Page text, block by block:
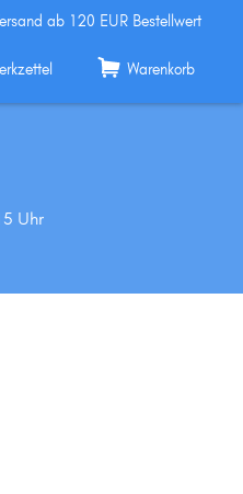
ab 120 EUR Bestellwert
Warenkorb
Uhr